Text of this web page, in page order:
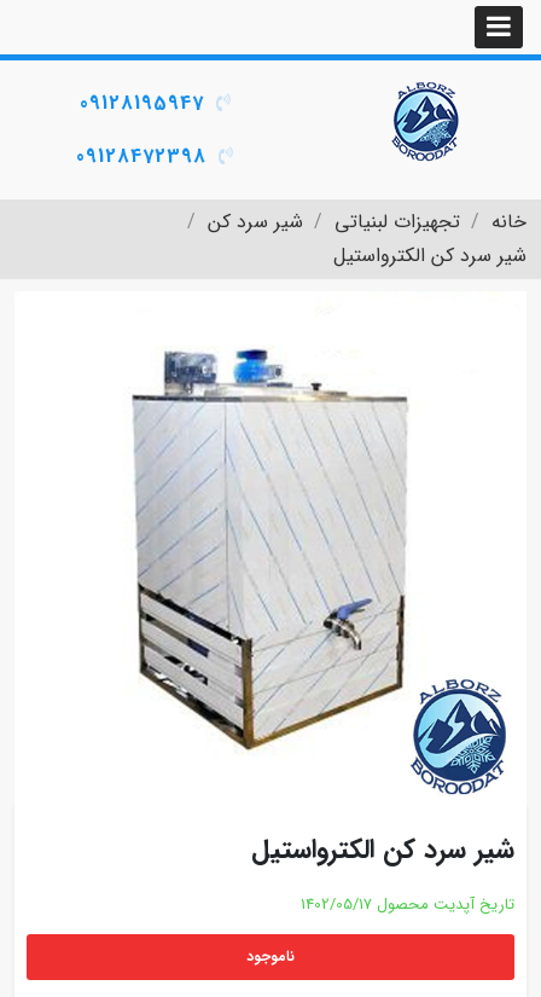
09128195947
09128472398
خانه تجهیزات لبنیاتی
شیر سرد کن
شیر سرد کن الکترواستیل
شیر سرد کن الکترواستیل
تاریخ آپدیت محصول 1402/05/17
ناموجود